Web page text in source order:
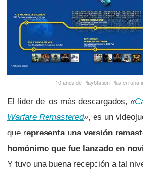
10 años de PlayStation Plus en una
El lí­der de los más descargados, «
Warfare Remastered», es un
que representa una versión
homónimo que fue lanzado en
Y tuvo una buena recepción a tal